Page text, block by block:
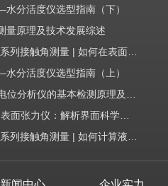
分活度仪选型指南（下）
量原理及技术发展综述
分活度仪选型指南（上）